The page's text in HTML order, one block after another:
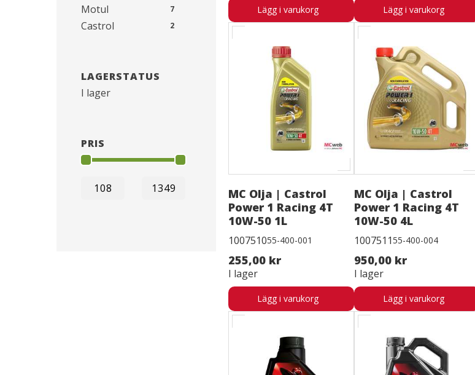
Motul
7
Castrol 2
LAGERSTATUS
I lager
PRIS
Lägg i varukorg Lägg i varukorg
MC Olja | Castrol
Power 1 Racing 4T
10W-50 1L
100751055-400-001
255,00 kr
I lager
Lägg i varukorg
MC Olja | Castrol
Power 1 Racing 4T
10W-50 4L
100751155-400-004
950,00 kr
I lager
Lägg i varukorg